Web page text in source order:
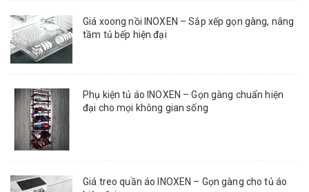
Giá xoong nồi INOXEN – Sắp xếp gọn gàng, nâng
tầm tủ bếp hiện đại
Phụ kiện tủ áo INOXEN – Gọn gàng chuẩn hiện
đại cho mọi không gian sống
Giá treo quần áo INOXEN – Gọn gàng cho tủ áo